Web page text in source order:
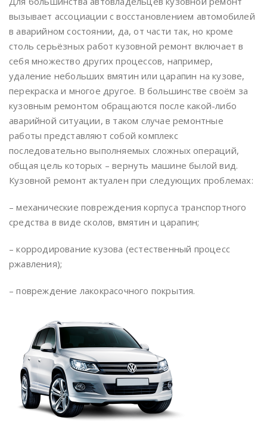
вызывает ассоциации с восстановлением автомобилей
в аварийном состоянии, да, от части так, но кроме
столь серьёзных работ кузовной ремонт включает в
себя множество других процессов, например,
удаление небольших вмятин или царапин на кузове,
перекраска и многое другое. В большинстве своём за
кузовным ремонтом обращаются после какой-либо
аварийной ситуации, в таком случае ремонтные
работы представляют собой комплекс
последовательно выполняемых сложных операций,
общая цель которых – вернуть машине былой вид.
Кузовной ремонт актуален при следующих проблемах:
– механические повреждения корпуса транспортного
средства в виде сколов, вмятин и царапин;
– корродирование кузова (естественный процесс
ржавления);
– повреждение лакокрасочного покрытия.